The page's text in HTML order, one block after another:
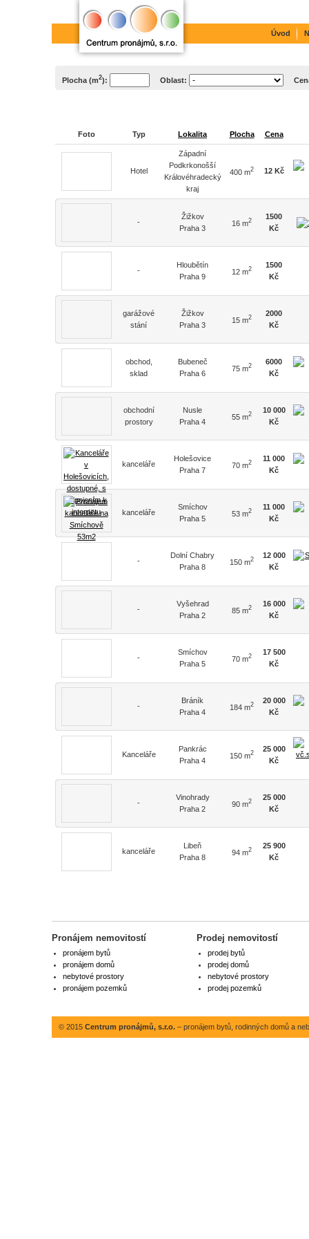
Plocha (m2): Oblast:
Foto Typ Lokalita Plocha Cena
Hotel
Západní
Podkrkonošší
Královéhradecký
kraj
400 m2 12 Kč
-
Žižkov
Praha 3
16 m2
1500
Kč
-
Hloubětín
Praha 9
12 m2
1500
Kč
garážové
stání
Žižkov
Praha 3
15 m2
2000
Kč
obchod,
sklad
Bubeneč
Praha 6
75 m2
6000
Kč
obchodní
prostory
Nusle
Praha 4
55 m2
10 000
Kč
kanceláře
Holešovice
Praha 7
70 m2
11 000
Kč
kanceláře
Smíchov
Praha 5
53 m2
11 000
Kč
-
Dolní Chabry
Praha 8
150 m2
12 000
Kč
-
Vyšehrad
Praha 2
85 m2
16 000
Kč
-
Smíchov
Praha 5
70 m2
17 500
Kč
-
Bráník
Praha 4
184 m2
20 000
Kč
Kanceláře
Pankrác
Praha 4
150 m2
25 000
Kč
-
Vinohrady
Praha 2
90 m2
25 000
Kč
kanceláře
Libeň
Praha 8
94 m2
25 900
Kč
Úvod
Pronájem nemovitostí
pronájem bytů
pronájem domů
nebytové prostory
pronájem pozemků
Prodej nemovitostí
prodej bytů
prodej domů
nebytové prostory
prodej pozemků
© 2015 Centrum pronájmů, s.r.o.– pronájem bytů, rodinných domů a